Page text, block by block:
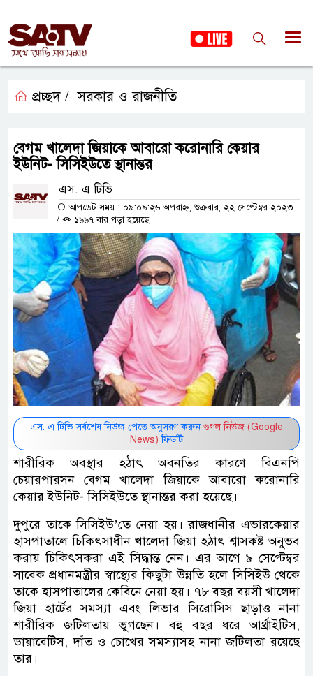
প্রচ্ছদ / সরকার ও রাজনীতি
বেগম খালেদা জিয়াকে আবারো করোনারি কেয়ার
ইউনিট- সিসিইউতে স্থানান্তর
এস. এ টিভি
আপডেট সময় : ০৯:০৯:২৬ অপরাহ্ন, শুক্রবার, ২২ সেপ্টেম্বর ২০২৩
/
১৯৯৭ বার পড়া হয়েছে
এস. এ টিভি সর্বশেষ নিউজ পেতে অনুসরণ করুন গুগল নিউজ (Google
News) ফিডটি
শারীরিক অবস্থার হঠাৎ অবনতির কারণে বিএনপি
চেয়ারপারসন বেগম খালেদা জিয়াকে আবারো করোনারি
কেয়ার ইউনিট- সিসিইউতে স্থানান্তর করা হয়েছে।
দুপুরে তাকে সিসিইউ’তে নেয়া হয়। রাজধানীর এভারকেয়ার
হাসপাতালে চিকিৎসাধীন খালেদা জিয়া হঠাৎ শ্বাসকষ্ট অনুভব
করায় চিকিৎসকরা এই সিদ্ধান্ত নেন। এর আগে ৯ সেপ্টেম্বর
সাবেক প্রধানমন্ত্রীর স্বাস্থ্যের কিছুটা উন্নতি হলে সিসিইউ থেকে
তাকে হাসপাতালের কেবিনে নেয়া হয়। ৭৮ বছর বয়সী খালেদা
জিয়া হার্টের সমস্যা এবং লিভার সিরোসিস ছাড়াও নানা
শারীরিক জটিলতায় ভুগছেন। বহু বছর ধরে আর্থ্রাইটিস,
ডায়াবেটিস, দাঁত ও চোখের সমস্যাসহ নানা জটিলতা রয়েছে
তার।